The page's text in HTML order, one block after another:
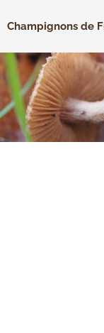
Champignons de